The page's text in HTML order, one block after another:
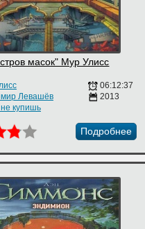
масок" Мур Улисс
Левашёв
не купишь
06:12:37
2013
Подробнее